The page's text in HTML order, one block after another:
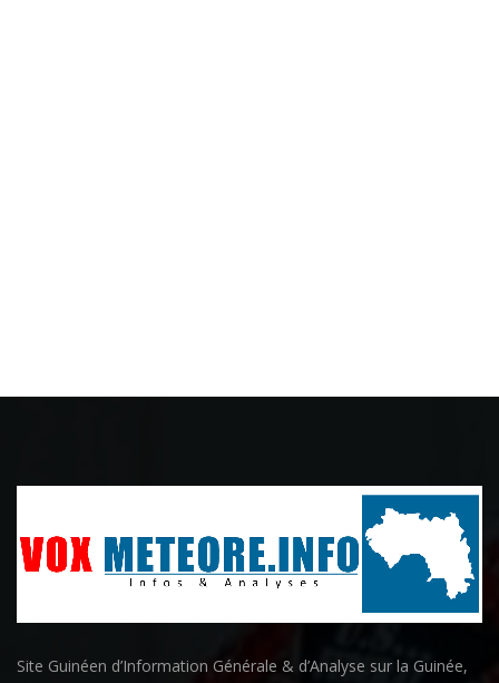
Site Guinéen d’Information Générale & d’Analyse sur la Guinée,